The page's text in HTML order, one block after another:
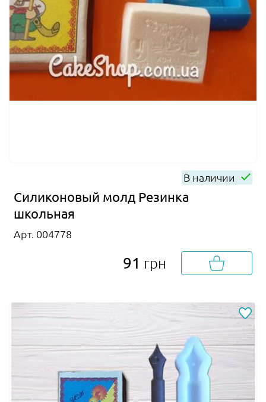
В наличии
Силиконовый молд Резинка
школьная
Арт. 004778
91 грн